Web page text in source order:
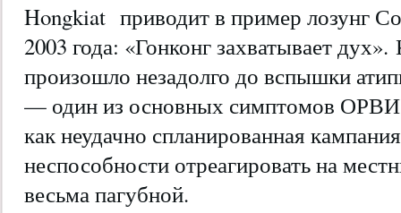
Hongkiat приводит в пример лозунг
2003 года: «Гонконг захватывает
произошло незадолго до вспышки
— один из основных симптомов
как неудачно спланированная
неспособности отреагировать на
весьма пагубной.